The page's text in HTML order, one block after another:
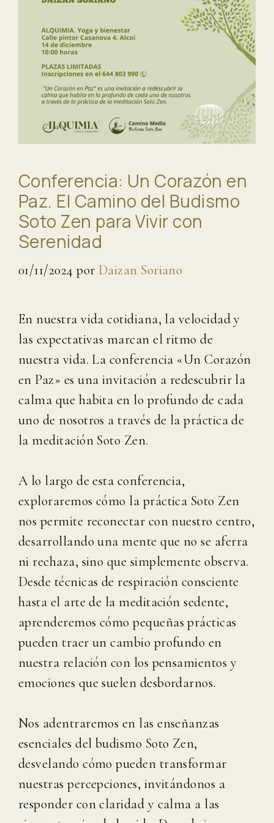
Conferencia: Un Corazón en
Paz. El Camino del Budismo
Soto Zen para Vivir con
Serenidad
01/11/2024 por Daizan Soriano
En nuestra vida cotidiana, la velocidad y
las expectativas marcan el ritmo de
nuestra vida. La conferencia «Un Corazón
en Paz» es una invitación a redescubrir la
calma que habita en lo profundo de cada
uno de nosotros a través de la práctica de
la meditación Soto Zen.
A lo largo de esta conferencia,
exploraremos cómo la práctica Soto Zen
nos permite reconectar con nuestro centro,
desarrollando una mente que no se aferra
ni rechaza, sino que simplemente observa.
Desde técnicas de respiración consciente
hasta el arte de la meditación sedente,
aprenderemos cómo pequeñas prácticas
pueden traer un cambio profundo en
nuestra relación con los pensamientos y
emociones que suelen desbordarnos.
Nos adentraremos en las enseñanzas
esenciales del budismo Soto Zen,
desvelando cómo pueden transformar
nuestras percepciones, invitándonos a
responder con claridad y calma a las